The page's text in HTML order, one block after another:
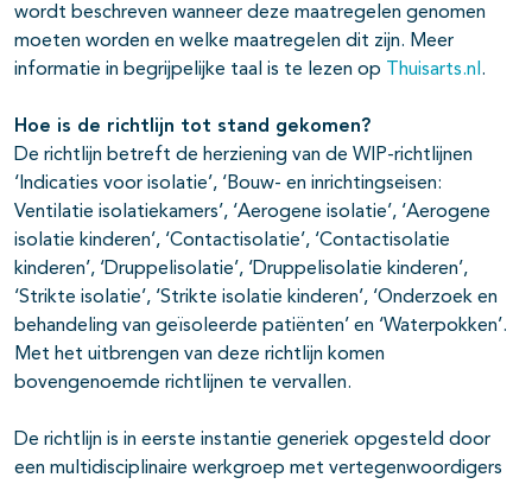
wordt beschreven wanneer deze maatregelen genomen
moeten worden en welke maatregelen dit zijn. Meer
informatie in begrijpelijke taal is te lezen op
Thuisarts.nl .
Hoe is de richtlijn tot stand gekomen?
De richtlijn betreft de herziening van de WIP-richtlijnen
‘Indicaties voor isolatie’, ‘Bouw- en inrichtingseisen:
Ventilatie isolatiekamers’, ‘Aerogene isolatie’, ‘Aerogene
isolatie kinderen’, ‘Contactisolatie’, ‘Contactisolatie
kinderen’, ‘Druppelisolatie’, ‘Druppelisolatie kinderen’,
‘Strikte isolatie’, ‘Strikte isolatie kinderen’, ‘Onderzoek en
behandeling van geïsoleerde patiënten’ en ‘Waterpokken’.
Met het uitbrengen van deze richtlijn komen
bovengenoemde richtlijnen te vervallen.
De richtlijn is in eerste instantie generiek opgesteld door
een multidisciplinaire werkgroep met vertegenwoordigers